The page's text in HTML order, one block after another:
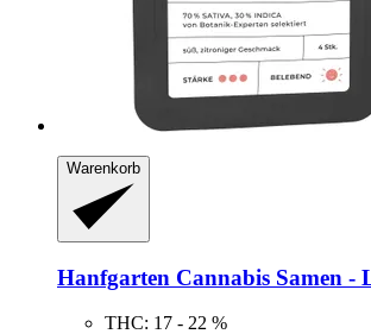
Warenkorb
Hanfgarten Cannabis Samen -​
THC: 17 - 22 %